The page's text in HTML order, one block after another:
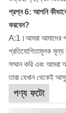
প্রশ্ন 6: আপনি কীভাবে
করবেন?
A:1।আমরা আমাদের
প্রতিযোগিতামূলক মূল্য
সম্মান করি এবং আমরা
তারা যেখান থেকেই
পণ্য ফটো